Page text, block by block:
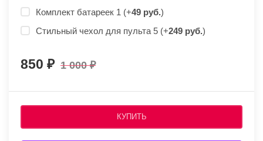
Комплект батареек 1 (+49 руб.)
Стильный чехол для пульта 5 (+249 руб.)
850 1 000
КУПИТЬ